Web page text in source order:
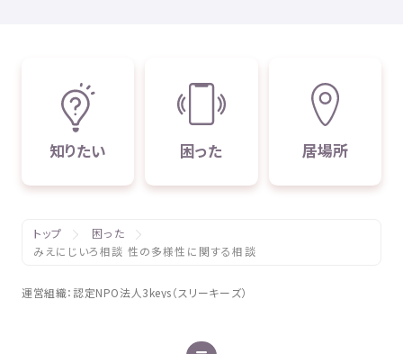
知りたい 困った 居場所
トップ
困った
みえにじいろ相談 性の多様性に関する相談
運営組織：認定NPO法人 3keys（スリーキーズ）